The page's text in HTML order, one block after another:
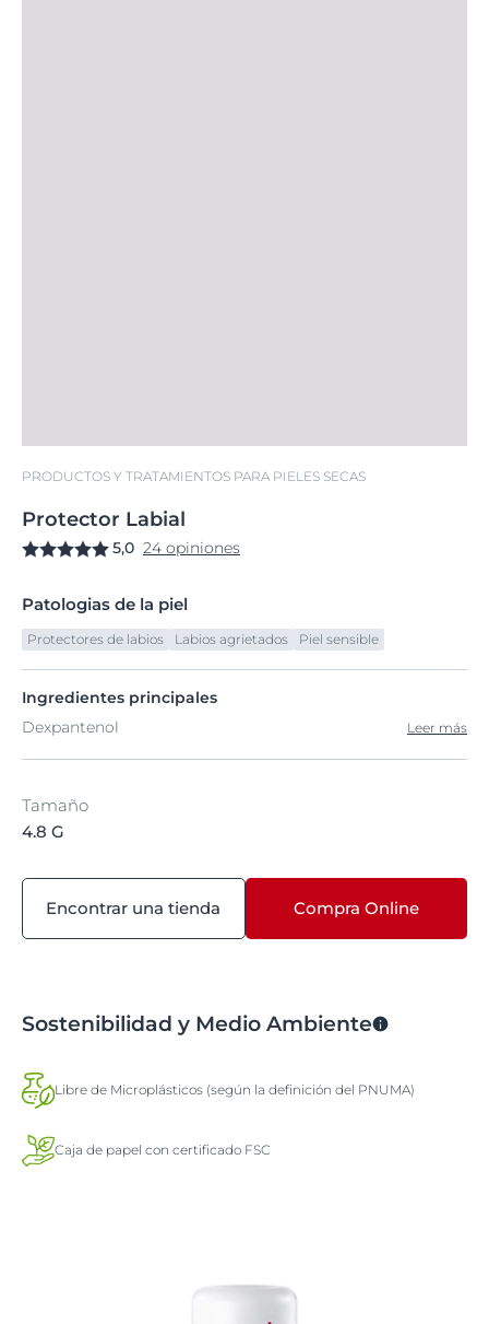
PRODUCTOS Y TRATAMIENTOS PARA PIELES SECAS
Protector Labial
5,0 24 opiniones
Patologias de la piel
Protectores de labios Labios agrietados Piel sensible
Ingredientes principales
Dexpantenol
Leer más
Tamaño
4.8 G
Encontrar una tienda Compra Online
Sostenibilidad y Medio Ambiente
Libre de Microplásticos (según la definición del PNUMA)
Caja de papel con certificado FSC